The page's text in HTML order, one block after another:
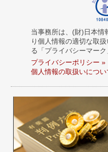
当事務所は、(財)日本情
り個人情報の適切な取
る「プライバシーマーク
プライバシーポリシー »
個人情報の取扱いについ